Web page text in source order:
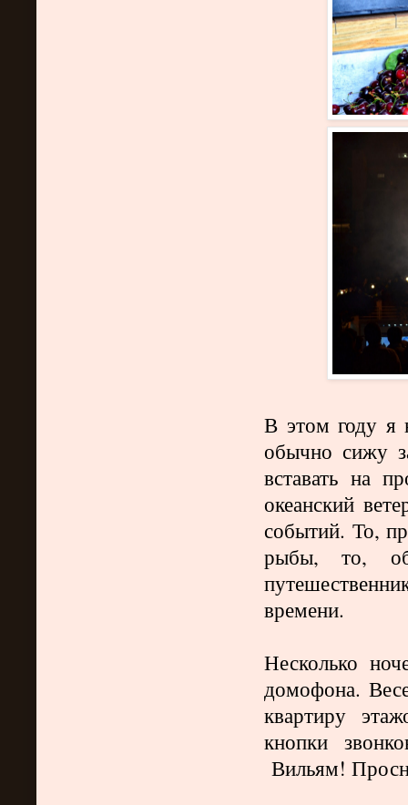
В этом году я
обычно сижу
вставать на
океанский
событий. То,
рыбы, то,
времени.
Несколько
домофона.
квартиру
кнопки
Вильям!